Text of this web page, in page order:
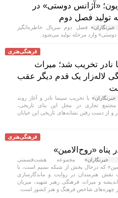
«آژانس دوستی» در
تولید فصل دوم
خبرنگاران» فصل دوم سریال خاطره‌انگیز
وارد مرحله تولید می‌شود.
فرهنگی‌هنری
نادر تخریب شد؛ میراث
لاله‌زار یک قدم دیگر عقب
خبرنگاران» با تخریب سینما نادر و آغاز روند
تجاری در محل این بنای تاریخی،
و از دست رفتن نشانه‌های تاریخی این خیابان
فرهنگی‌هنری
پناه «روح‌الامین»
خبرنگاران»مجموعه هشت‌قسمتی
که درحال پخش از شبکه نسیم است، با
نقش هنرمندان در روایت و ماندگارسازی
و میراث فرهنگی رهبر شهید، میزبان
چهره‌های شاخص فرهنگ و هنر کشور است.